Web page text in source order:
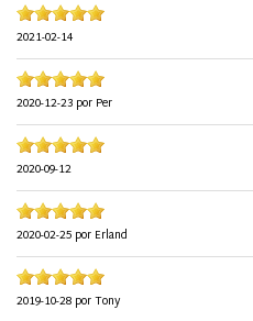
2021-02-14
2020-12-23 por Per
2020-09-12
2020-02-25 por Erland
2019-10-28 porTony